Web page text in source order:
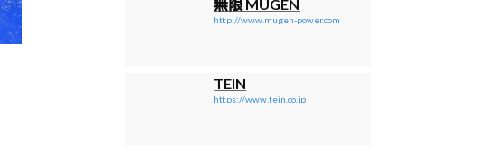
無限 MUGEN
http://www.mugen-power.com
TEIN
https://www.tein.co.jp